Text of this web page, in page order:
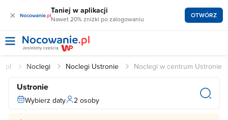
× Taniej w aplikacji
Nawet 20% zniżki po zalogowaniu OTWÓRZ
Noclegi Noclegi Ustronie Noclegi w centrum Ustronie
Ustronie
Wybierz daty 2 osoby